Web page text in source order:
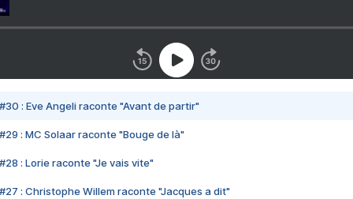
#30 : Eve Angeli raconte "Avant de partir"
#29 : MC Solaar raconte "Bouge de là"
#28 : Lorie raconte "Je vais vite"
#27 : Christophe Willem raconte "Jacques a dit"